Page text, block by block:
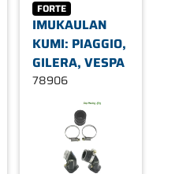
FORTE
IMUKAULAN
KUMI: PIAGGIO,
GILERA, VESPA
78906